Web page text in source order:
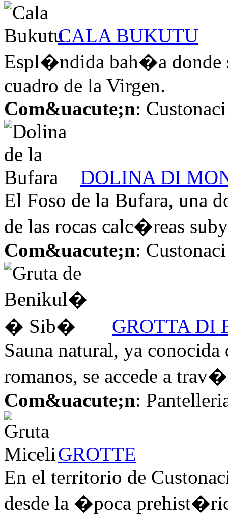
CALA BUKUTU
Espl�ndida bah�a donde
cuadro de la Virgen.
Com&uacute;n: Custonaci
DOLINA DI
El Foso de la Bufara, una
de las rocas calc�reas
Com&uacute;n: Custonaci
GROTTA DI
Sauna natural, ya
romanos, se accede a
Com&uacute;n:
GROTTE
En el territorio de
desde la �poca